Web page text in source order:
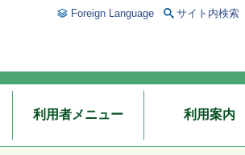
Foreign Language サイト内検索
利用者メニュー 利用案内